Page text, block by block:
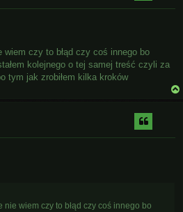
wiem czy to błąd czy coś innego bo
kolejnego o tej samej treść czyli za
tym jak zrobiłem kilka kroków
nie wiem czy to błąd czy coś innego bo